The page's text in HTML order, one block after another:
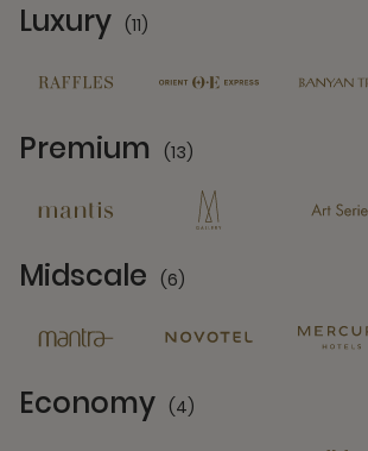
Luxury (11)
Premium (13)
Midscale (6)
Economy (4)